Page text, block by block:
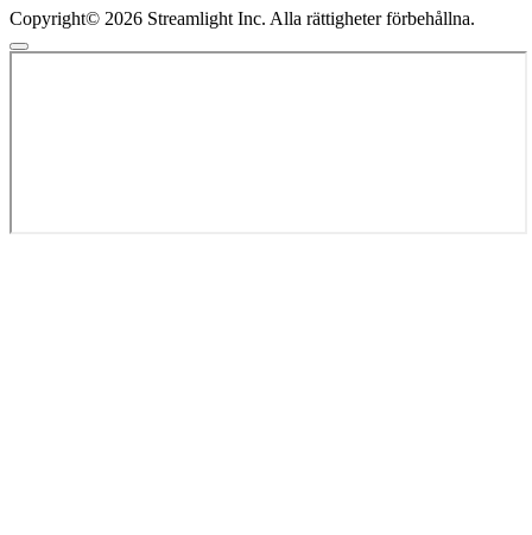
Copyright© 2026 Streamlight Inc. Alla rättigheter förbehållna.